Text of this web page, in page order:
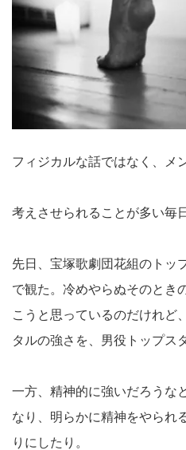
フィジカルな話ではなく、メ
考えさせられることが多い毎日
先日、宝塚歌劇団花組のトッ
で観た。冷めやらぬそのとき
こうと思っているのだけれど
タルの強さを、男役トップス
一方、精神的に強いだろうな
なり、明らかに精神をやられ
りにしたり。